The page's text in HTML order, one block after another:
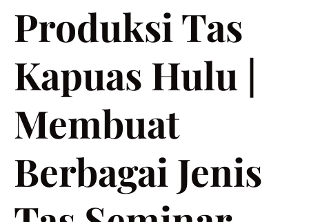
Produksi Tas
Kapuas Hulu |
Membuat
Berbagai Jenis